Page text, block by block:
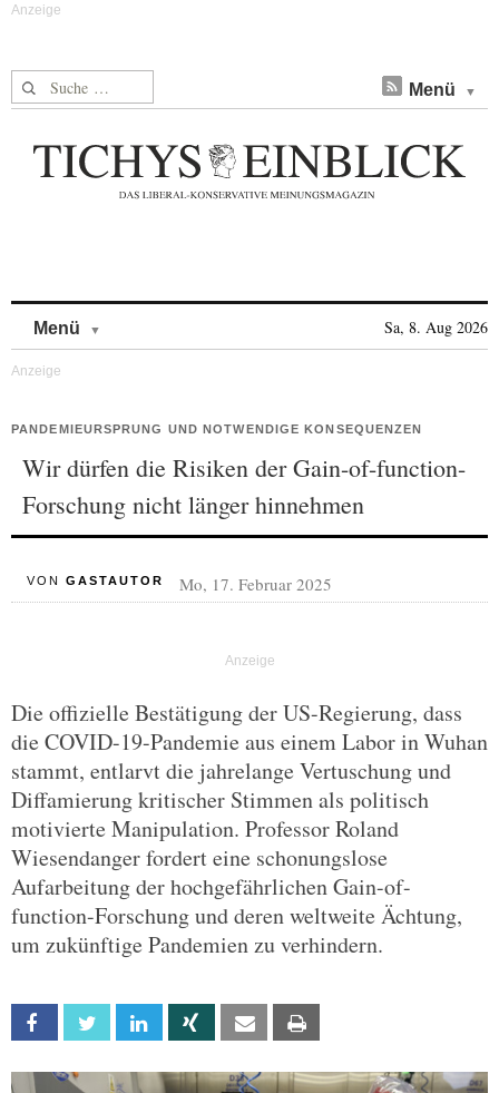
Suche nach: Menü
Menü Sa, 8. Aug 2026
PANDEMIEURSPRUNG UND NOTWENDIGE KONSEQUENZEN
Wir dürfen die Risiken der Gain-of-function-
Forschung nicht länger hinnehmen
VON GASTAUTOR Mo, 17. Februar 2025
Die offizielle Bestätigung der US-Regierung, dass
die COVID-19-Pandemie aus einem Labor in Wuhan
stammt, entlarvt die jahrelange Vertuschung und
Diffamierung kritischer Stimmen als politisch
motivierte Manipulation. Professor Roland
Wiesendanger fordert eine schonungslose
Aufarbeitung der hochgefährlichen Gain-of-
function-Forschung und deren weltweite Ächtung,
um zukünftige Pandemien zu verhindern.
Facebook Twitter Linkedin Xing Email